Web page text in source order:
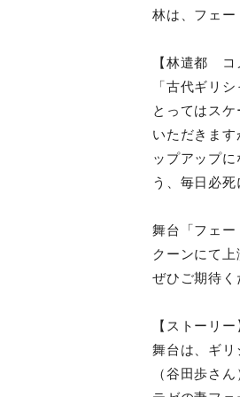
林は、フェ
【林遣都 コ
「古代ギリ
とってはス
いただきま
ップアップ
う、毎日必
舞台「フェ
クーンにて
ぜひご期待く
【ストーリー
舞台は、ギ
（谷田歩さ